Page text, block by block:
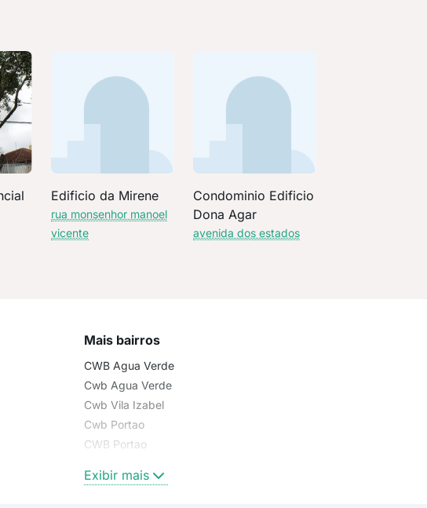
Edificio da Mirene
rua monsenhor manoel
vicente
Condominio Edificio
Dona Agar
avenida dos estados
Mais bairros
CWB Agua Verde
Cwb Agua Verde
Cwb Vila Izabel
Cwb Portao
CWB Portao
Exibir mais